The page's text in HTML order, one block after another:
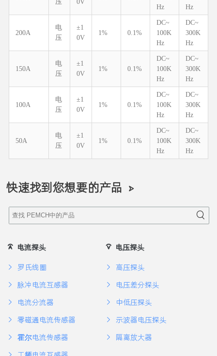
压
0V
Hz
Hz
200A
电
压
±1
0V
1% 0.1%
DC~
100K
Hz
DC~
300K
Hz
150A
电
压
±1
0V
1% 0.1%
DC~
100K
Hz
DC~
300K
Hz
100A
电
压
±1
0V
1% 0.1%
DC~
100K
Hz
DC~
300K
Hz
50A
电
压
±1
0V
1% 0.1%
DC~
100K
Hz
DC~
300K
Hz
快速找到您想要的产品
电流探头
罗氏线圈
脉冲电流互感器
电流分流器
零磁通电流传感器
霍尔电流传感器
电压探头
高压探头
电压差分探头
中低压探头
示波器电压探头
隔离放大器